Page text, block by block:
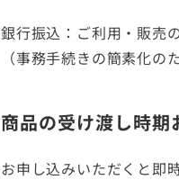
銀行振込：ご利用・販売
（事務手続きの簡素化
商品の受け渡し時期
お申し込みいただくと即